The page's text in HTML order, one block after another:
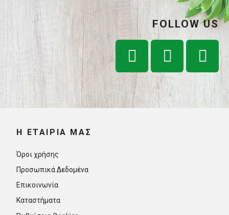
FOLLOW US
Η ΕΤΑΙΡΊΑ ΜΑΣ
Όροι χρήσης
Προσωπικά Δεδομένα
Επικοινωνία
Καταστήματα